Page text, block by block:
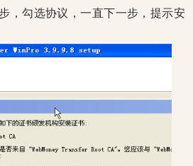
，勾选协议，一直下一步，提示安